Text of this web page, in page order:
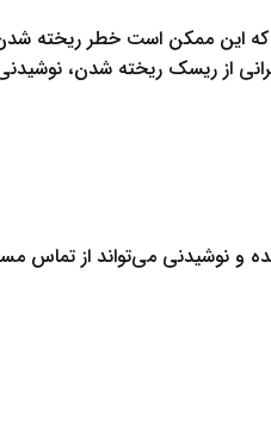
این ممکن است خطر ریخته
از ریسک ریخته شدن،
و نوشیدنی می‌تواند از تماس